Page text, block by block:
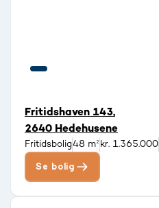
Fritidshaven 143,
2640 Hedehusene
Fritidsbolig48 m² kr. 1.365.000
Se bolig